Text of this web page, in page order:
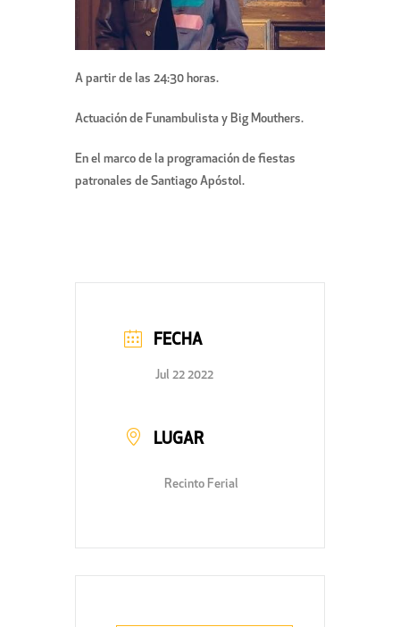
A partir de las 24:30 horas.
Actuación de Funambulista y Big Mouthers.
En el marco de la programación de fiestas
patronales de Santiago Apóstol.
FECHA
Jul 22 2022
LUGAR
Recinto Ferial